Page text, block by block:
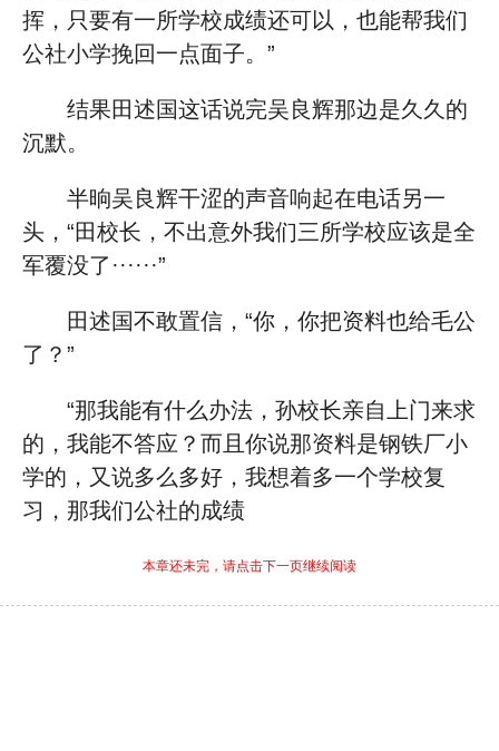
挥，只要有一所学校成绩还可以，也能帮我们
公社小学挽回一点面子。”
结果田述国这话说完吴良辉那边是久久的
沉默。
半晌吴良辉干涩的声音响起在电话另一
头，“田校长，不出意外我们三所学校应该是全
军覆没了······”
田述国不敢置信，“你，你把资料也给毛公
了？”
“那我能有什么办法，孙校长亲自上门来求
的，我能不答应？而且你说那资料是钢铁厂小
学的，又说多么多好，我想着多一个学校复
习，那我们公社的成绩
本章还未完，请点击下一页继续阅读